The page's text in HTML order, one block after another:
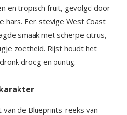
en tropisch fruit, gevolgd door
hars. Een stevige West Coast
smaak met scherpe citrus,
zoetheid. Rijst houdt het
droog en puntig.
van de Blueprints-reeks van